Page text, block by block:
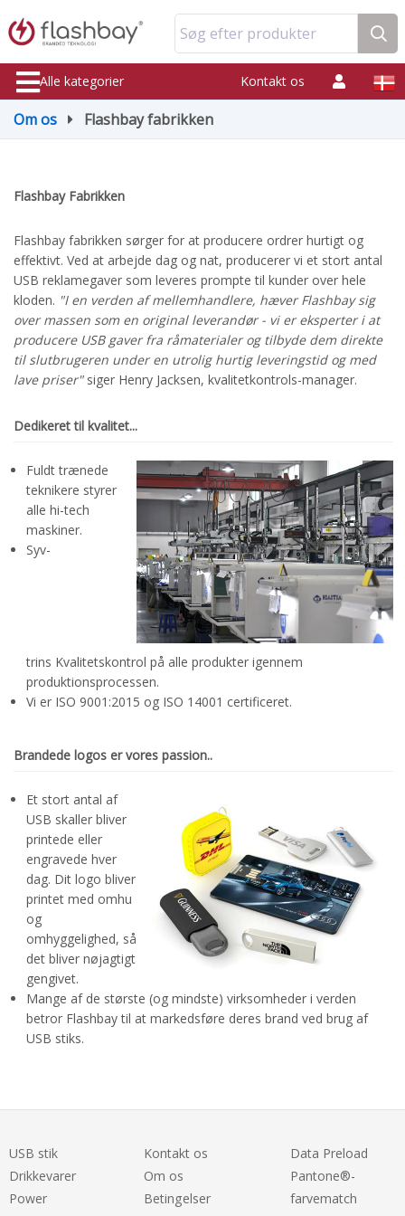
Søg efter produkter
Alle kategorier Kontakt os
Om os Flashbay fabrikken
Flashbay Fabrikken
Flashbay fabrikken sørger for at producere ordrer hurtigt og
effektivt. Ved at arbejde dag og nat, producerer vi et stort antal
USB reklamegaver som leveres prompte til kunder over hele
kloden. "I en verden af mellemhandlere, hæver Flashbay sig
over massen som en original leverandør - vi er eksperter i at
producere USB gaver fra råmaterialer og tilbyde dem direkte
til slutbrugeren under en utrolig hurtig leveringstid og med
lave priser" siger Henry Jacksen, kvalitetkontrols-manager.
Dedikeret til kvalitet...
Fuldt trænede
teknikere styrer
alle hi-tech
maskiner.
Syv-
trins Kvalitetskontrol på alle produkter igennem
produktionsprocessen.
Vi er ISO 9001:2015 og ISO 14001 certificeret.
Brandede logos er vores passion..
Et stort antal af
USB skaller bliver
printede eller
engravede hver
dag. Dit logo bliver
printet med omhu
og
omhyggelighed, så
det bliver nøjagtigt
gengivet.
Mange af de største (og mindste) virksomheder i verden
betror Flashbay til at markedsføre deres brand ved brug af
USB stiks.
USB stik
Drikkevarer
Power
Kontakt os
Om os
Betingelser
Data Preload
Pantone®-
farvematch